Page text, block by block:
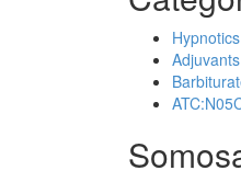
Adjuvants